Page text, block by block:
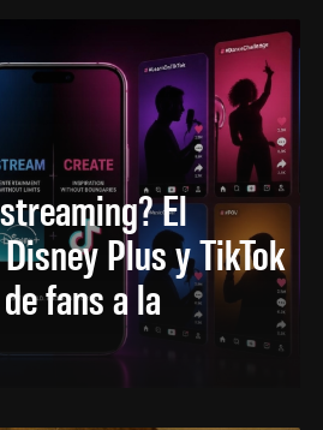
El
Plus y TikTok
fans a la